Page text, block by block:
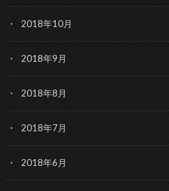
2018年10月
2018年9月
2018年8月
2018年7月
2018年6月